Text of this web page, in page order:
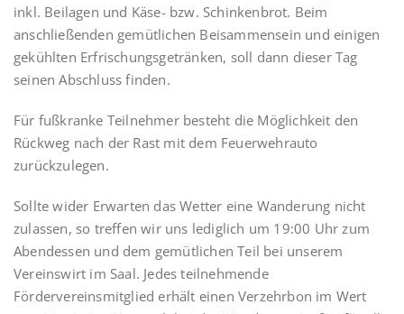
inkl. Beilagen und Käse- bzw. Schinkenbrot. Beim
anschließenden gemütlichen Beisammensein und einigen
gekühlten Erfrischungsgetränken, soll dann dieser Tag
seinen Abschluss finden.
Für fußkranke Teilnehmer besteht die Möglichkeit den
Rückweg nach der Rast mit dem Feuerwehrauto
zurückzulegen.
Sollte wider Erwarten das Wetter eine Wanderung nicht
zulassen, so treffen wir uns lediglich um 19:00 Uhr zum
Abendessen und dem gemütlichen Teil bei unserem
Vereinswirt im Saal. Jedes teilnehmende
Fördervereinsmitglied erhält einen Verzehrbon im Wert